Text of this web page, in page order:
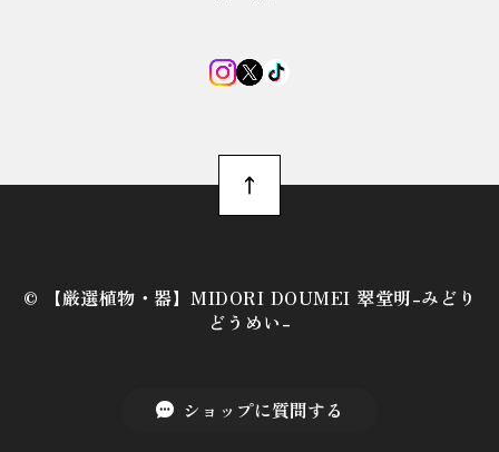
©︎ 【厳選植物・器】MIDORI DOUMEI 翠堂明-みどり
どうめい-
ショップに質問する